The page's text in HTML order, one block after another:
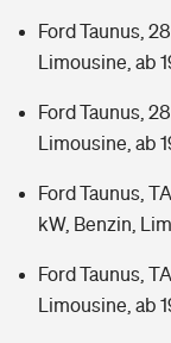
Ford Taunus,
Limousine, ab
Ford Taunus,
Limousine, ab
Ford Taunus,
kW, Benzin,
Ford Taunus,
Limousine, ab